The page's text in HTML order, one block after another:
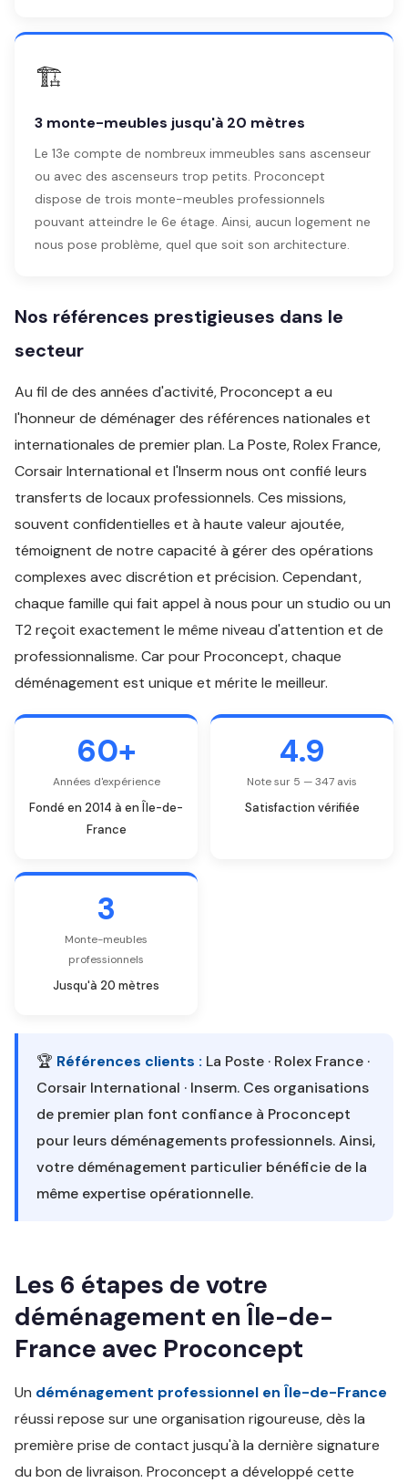
🏗️
3 monte-meubles jusqu'à 20 mètres
Le 13e compte de nombreux immeubles sans ascenseur
ou avec des ascenseurs trop petits. Proconcept
dispose de trois monte-meubles professionnels
pouvant atteindre le 6e étage. Ainsi, aucun logement ne
nous pose problème, quel que soit son architecture.
Nos références prestigieuses dans le
secteur
Au fil de des années d'activité, Proconcept a eu
l'honneur de déménager des références nationales et
internationales de premier plan. La Poste, Rolex France,
Corsair International et l'Inserm nous ont confié leurs
transferts de locaux professionnels. Ces missions,
souvent confidentielles et à haute valeur ajoutée,
témoignent de notre capacité à gérer des opérations
complexes avec discrétion et précision. Cependant,
chaque famille qui fait appel à nous pour un studio ou un
T2 reçoit exactement le même niveau d'attention et de
professionnalisme. Car pour Proconcept, chaque
déménagement est unique et mérite le meilleur.
60+
Années d'expérience
Fondé en 2014 à en Île-de-
France
4.9
Note sur 5 — 347 avis
Satisfaction vérifiée
3
Monte-meubles
professionnels
Jusqu'à 20 mètres
🏆 Références clients : La Poste · Rolex France ·
Corsair International · Inserm. Ces organisations
de premier plan font confiance à Proconcept
pour leurs déménagements professionnels. Ainsi,
votre déménagement particulier bénéficie de la
même expertise opérationnelle.
Les 6 étapes de votre
déménagement en Île-de-
France avec Proconcept
Un déménagement professionnel en Île-de-France
réussi repose sur une organisation rigoureuse, dès la
première prise de contact jusqu'à la dernière signature
du bon de livraison. Proconcept a développé cette